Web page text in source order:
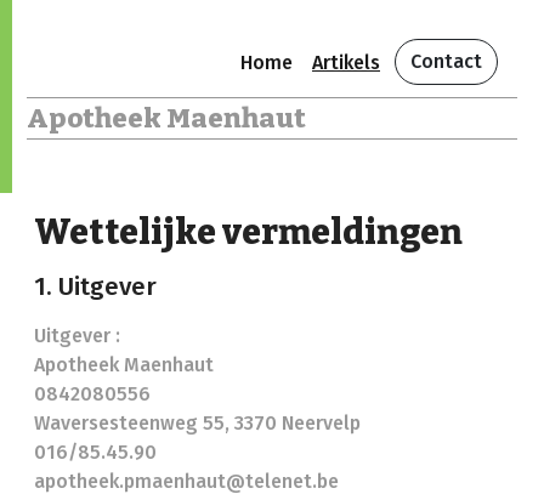
Home Artikels Contact
Apotheek Maenhaut
Wettelijke vermeldingen
1. Uitgever
Uitgever :
Apotheek Maenhaut
0842080556
Waversesteenweg 55, 3370 Neervelp
016/85.45.90
apotheek.pmaenhaut@telenet.be